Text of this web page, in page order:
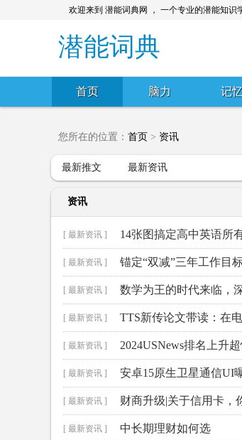
欢迎来到 潜能词典网 ， 一个专业的潜能知识
潜能词典
首页 脑力 记
您所在的位置： 首页 > 资讯
最新推文 最新资讯
资讯
[ 最新资讯 ] 14张图搞定高中英语所
[ 最新资讯 ] 锚定“双减”三年工作目
[ 最新资讯 ] 数学为王的时代来临，
[ 最新资讯 ] TTS新传论文带读：在
[ 最新资讯 ] 2024USNews排名上升
[ 最新资讯 ] 安卓15原生卫星通信UI
[ 最新资讯 ] 财商升级|关于信用卡，
[ 最新资讯 ] 中长期理财如何选